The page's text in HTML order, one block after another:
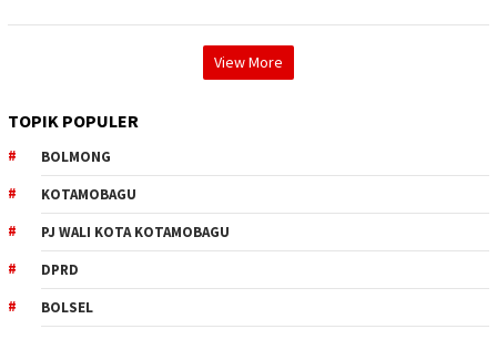
View More
TOPIK POPULER
BOLMONG
KOTAMOBAGU
PJ WALI KOTA KOTAMOBAGU
DPRD
BOLSEL